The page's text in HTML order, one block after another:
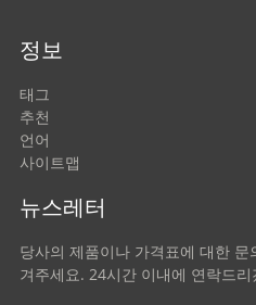
정보
태그
추천
언어
사이트맵
뉴스레터
당사의 제품이나 가격표에 대한
겨주세요. 24시간 이내에 연락드리